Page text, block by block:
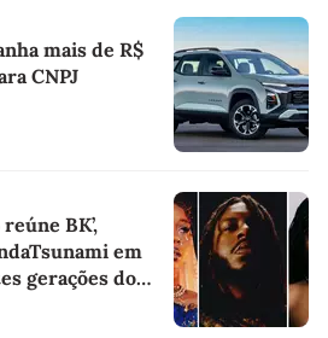
mais de R$
CNPJ
BK’,
em
gerações do